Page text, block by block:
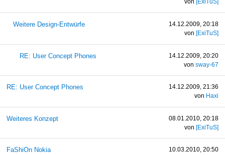
von [ExiTuS]
Weitere Design-Entwürfe
14.12.2009, 20:18
von [ExiTuS]
RE: User Concept Phones
14.12.2009, 20:20
vonsway-67
RE: User Concept Phones
14.12.2009, 21:36
von Haxi
Weiteres Konzept
08.01.2010, 20:18
von [ExiTuS]
FaShiOn Nokia
10.03.2010, 20:50